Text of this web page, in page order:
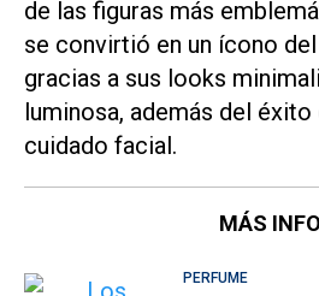
de las figuras más
se convirtió en un ícono
gracias a sus looks
luminosa, además del éxito
cuidado facial.
MÁS INFO
PERFUME